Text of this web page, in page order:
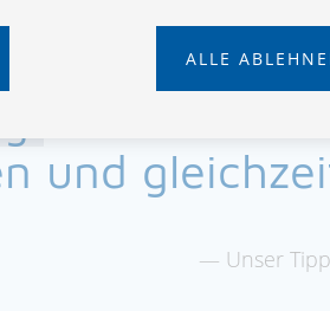
und
Unser Tipp
ALLE